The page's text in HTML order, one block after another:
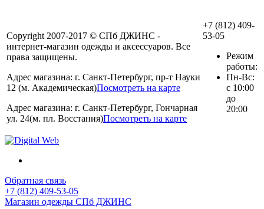
Copyright 2007-2017 © СПб ДЖИНС -
интернет-магазин одежды и аксессуаров. Все
права защищены.
Адрес магазина: г. Санкт-Петербург, пр-т Науки
12 (м. Академическая)Посмотреть на карте
Адрес магазина: г. Санкт-Петербург, Гончарная
ул. 24(м. пл. Восстания)Посмотреть на карте
+7 (812) 409-
53-05
Режим
работы:
Пн-Вс:
с 10:00
до
20:00
Обратная связь
+7 (812) 409-53-05
Магазин одежды СПб ДЖИНС